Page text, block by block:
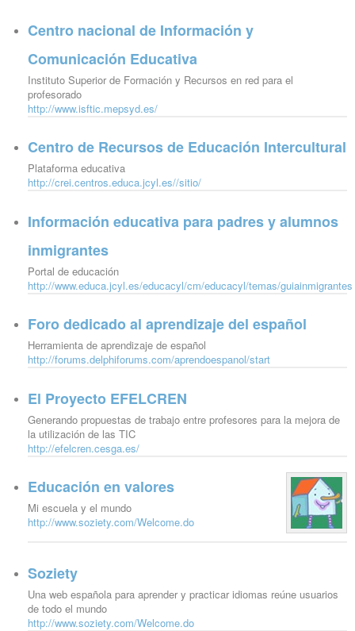
Centro nacional de Información y
Comunicación Educativa
Instituto Superior de Formación y Recursos en red para el
profesorado
http://www.isftic.mepsyd.es/
Centro de Recursos de Educación Intercultural
Plataforma educativa
http://crei.centros.educa.jcyl.es//sitio/
Información educativa para padres y alumnos
inmigrantes
Portal de educación
http://www.educa.jcyl.es/educacyl/cm/educacyl/temas/guiainmigrantes
Foro dedicado al aprendizaje del español
Herramienta de aprendizaje de español
http://forums.delphiforums.com/aprendoespanol/start
El Proyecto EFELCREN
Generando propuestas de trabajo entre profesores para la mejora de
la utilización de las TIC
http://efelcren.cesga.es/
Educación en valores
Mi escuela y el mundo
http://www.soziety.com/Welcome.do
Soziety
Una web española para aprender y practicar idiomas reúne usuarios
de todo el mundo
http://www.soziety.com/Welcome.do